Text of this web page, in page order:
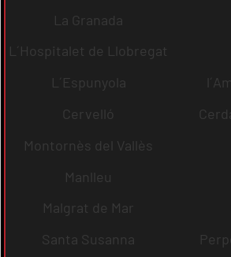
La Granada
L´Hospitalet de Llobregat
L´Espunyola
Cervelló
Montornès del Vallès
Manlleu
Malgrat de Mar
Santa Susanna